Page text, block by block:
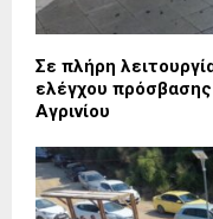
Σε πλήρη
ελέγχου
Αγρινίου